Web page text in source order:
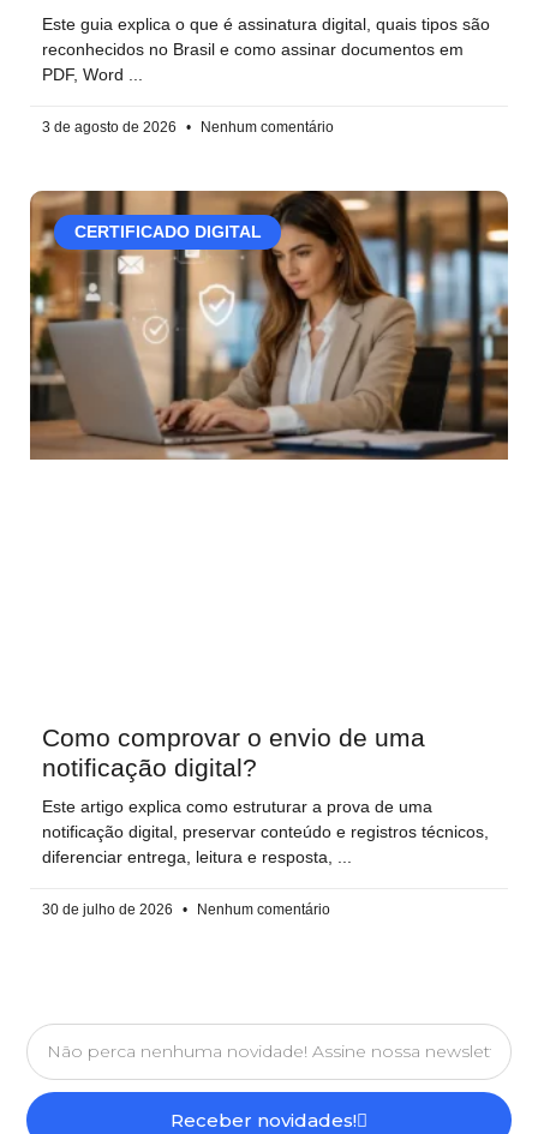
Este guia explica o que é assinatura digital, quais tipos são
reconhecidos no Brasil e como assinar documentos em
PDF, Word
3 de agosto de 2026 Nenhum comentário
CERTIFICADO DIGITAL
Como comprovar o envio de uma
notificação digital?
Este artigo explica como estruturar a prova de uma
notificação digital, preservar conteúdo e registros técnicos,
diferenciar entrega, leitura e resposta,
30 de julho de 2026 Nenhum comentário
Receber novidades!